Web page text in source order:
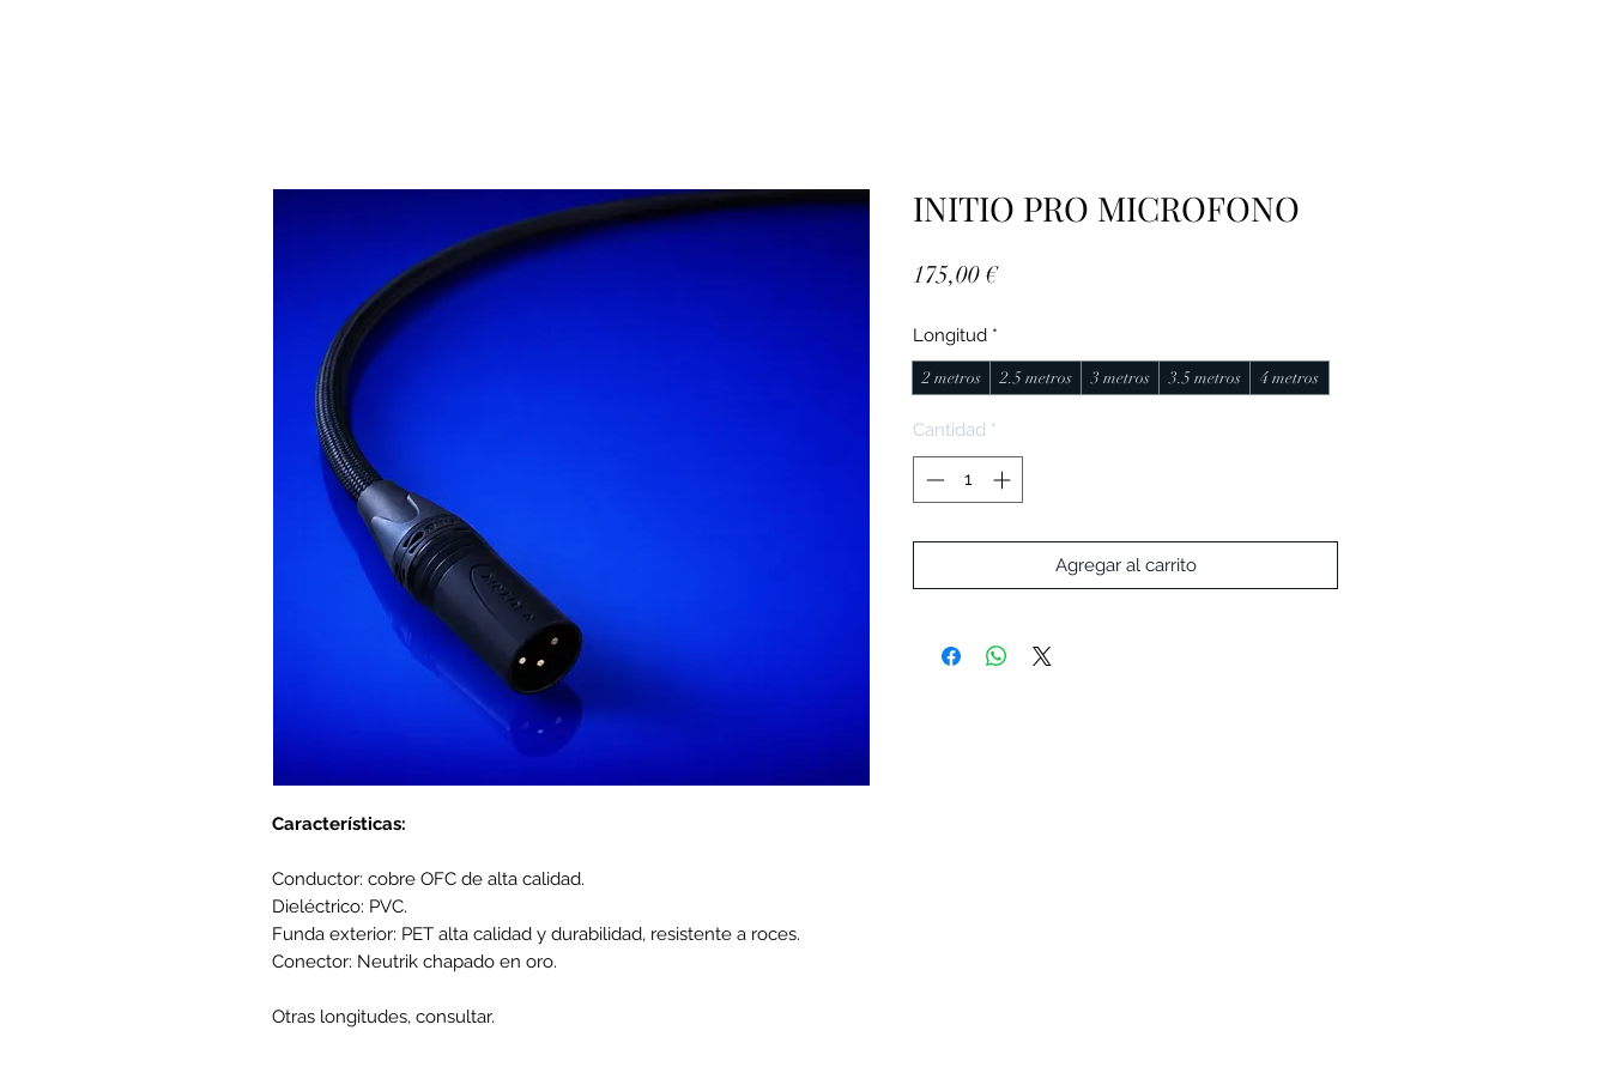
Características:
Conductor: cobre OFC de alta calidad.
Dieléctrico: PVC.
Funda exterior: PET alta calidad y durabilidad, resistente a roces.
Conector: Neutrik chapado en oro.
Otras longitudes, consultar.
INITIO PRO MICROFONO
175,00 €Precio
Longitud *
2 metros 2.5 metros 3 metros 3.5 metros 4 metros
Cantidad *
Agregar al carrito